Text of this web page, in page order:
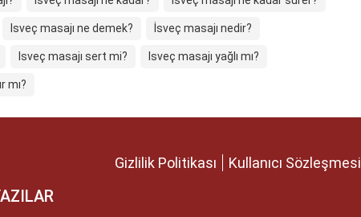
Isveç masajı ne demek? İsveç masajı nedir?
Isveç masajı sert mi? Isveç masajı yağlı mı?
mı?
Gizlilik Politikası Kullanıcı Sözleşmesi